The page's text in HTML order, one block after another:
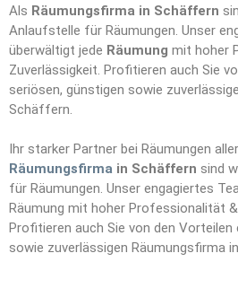
Als Räumungsfirma in Schäffern
Anlaufstelle für Räumungen. Unser
überwältigt jede Räumung mit hoher
Zuverlässigkeit. Profitieren auch Sie
seriösen, günstigen sowie
Schäffern.
Ihr starker Partner bei Räumungen
Räumungsfirma in Schäffern sind
für Räumungen. Unser engagiertes
Räumung mit hoher Professionalität
Profitieren auch Sie von den Vorteilen
sowie zuverlässigen Räumungsfirma